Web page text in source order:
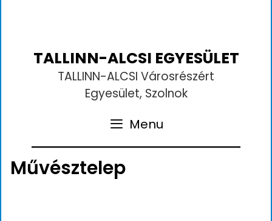
TALLINN-ALCSI EGYESÜLET
TALLINN-ALCSI Városrészért
Egyesület, Szolnok
Menu
Művésztelep